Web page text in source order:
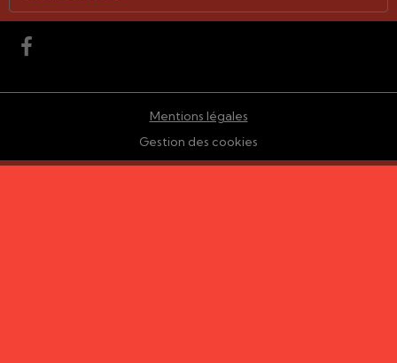
Mentions légales
Gestion des cookies